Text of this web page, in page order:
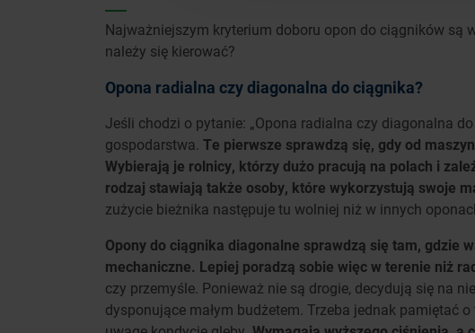
Najważniejszym kryterium doboru opon do ciągników są
należy się kierować?
Opona radialna czy diagonalna do ciągnika?
Jeśli chodzi o pytanie: „Opona radialna czy diagonalna
gospodarstwa. Te pierwsze sprawdzą się, gdy od
Wybierają je rolnicy, którzy dużo pracują na polach i
rodzaj stawiają także osoby, które wykorzystują swoje
zużycie bieżnika następuje tu wolniej niż w innych
Opony do ciągnika diagonalne sprawdzą się tam, gdzie
mechaniczne. Lepiej poradzą sobie więc w terenie niż
czy przemyśle. Ponieważ nie są drogie, decydują się na
dysponujące małym budżetem. Trzeba jednak pamiętać